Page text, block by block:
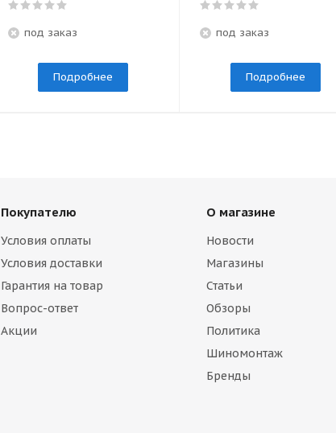
под заказ
Подробнее
под заказ
Подробнее
Покупателю
Условия оплаты
Условия доставки
Гарантия на товар
Вопрос-ответ
Акции
О магазине
Новости
Магазины
Статьи
Обзоры
Политика
Шиномонтаж
Бренды